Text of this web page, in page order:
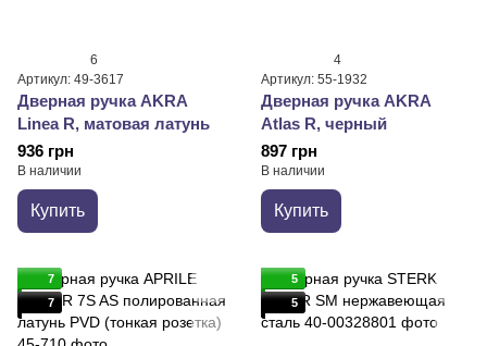
6
Артикул: 49-3617
Дверная ручка AKRA
Linea R, матовая латунь
936 грн
В наличии
Купить
4
Артикул: 55-1932
Дверная ручка AKRA
Atlas R, черный
897 грн
В наличии
Купить
7
7
5
5